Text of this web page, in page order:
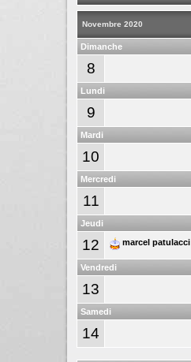
Novembre 2020
Dimanche
8
Lundi
9
Mardi
10
Mercredi
11
Jeudi
12 marcel patulacci
Vendredi
13
Samedi
14